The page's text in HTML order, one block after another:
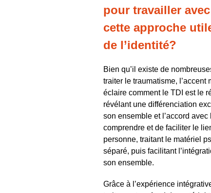
Grâce à l’expérience
Bien qu’il existe de
traiter le traumatisme, l’accent
éclaire comment le TDI est le
révélant une différenciation
son ensemble et l’accord
comprendre et de faciliter le
personne, traitant le matériel
séparé, puis facilitant
son ensemble.
pour travailler
cette approche
de l’identité?